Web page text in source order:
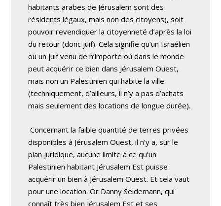
habitants arabes de Jérusalem sont des
résidents légaux, mais non des citoyens), soit
pouvoir revendiquer la citoyenneté d’après la loi
du retour (donc juif). Cela signifie qu’un Israélien
ou un juif venu de n’importe où dans le monde
peut acquérir ce bien dans Jérusalem Ouest,
mais non un Palestinien qui habite la ville
(techniquement, d’ailleurs, il n’y a pas d’achats
mais seulement des locations de longue durée).
Concernant la faible quantité de terres privées
disponibles à Jérusalem Ouest, il n’y a, sur le
plan juridique, aucune limite à ce qu’un
Palestinien habitant Jérusalem Est puisse
acquérir un bien à Jérusalem Ouest. Et cela vaut
pour une location. Or Danny Seidemann, qui
connaît très bien Jérusalem Est et ses